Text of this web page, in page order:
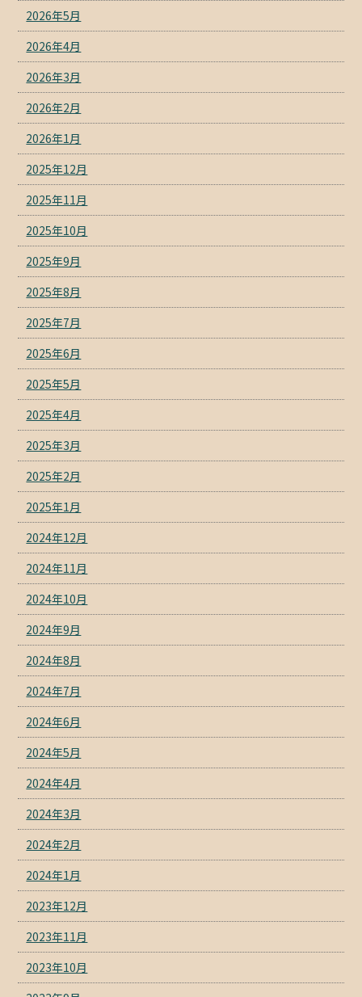
2026年5月
2026年4月
2026年3月
2026年2月
2026年1月
2025年12月
2025年11月
2025年10月
2025年9月
2025年8月
2025年7月
2025年6月
2025年5月
2025年4月
2025年3月
2025年2月
2025年1月
2024年12月
2024年11月
2024年10月
2024年9月
2024年8月
2024年7月
2024年6月
2024年5月
2024年4月
2024年3月
2024年2月
2024年1月
2023年12月
2023年11月
2023年10月